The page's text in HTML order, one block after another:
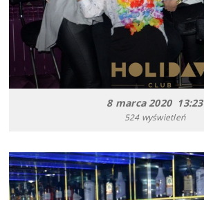
8 marca 2020 13:23
524 wyświetleń